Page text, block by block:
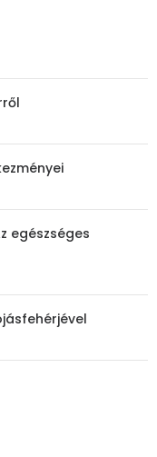
egészséges